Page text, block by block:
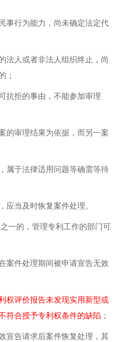
事行为能力，尚未确定法定代
法人或者非法人组织终止，尚
；
抗拒的事由，不能参加审理
的审理结果为依据，而另一案
属于法律适用问题等确需等待
应当及时恢复案件处理。
一的，管理专利工作的部门可
案件处理期间被申请宣告无效
权评价报告未发现实用新型或
符合授予专利权条件的缺陷 ；
宣告请求后案件恢复处理，其